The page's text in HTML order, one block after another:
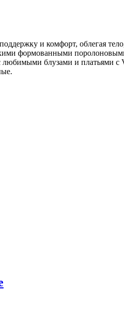
и комфорт, облегая
формованными
любимыми блузами и платьями